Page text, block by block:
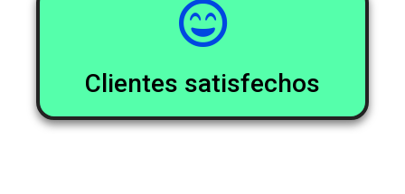
Clientes satisfechos